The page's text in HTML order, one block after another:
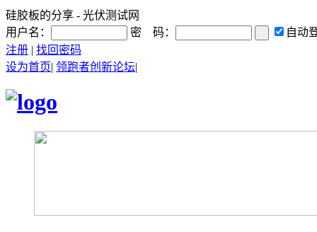
硅胶板的分享 - 光伏测试网
用户名：
密 码：
自动
注册 | 找回密码
设为首页| 领跑者创新论坛|